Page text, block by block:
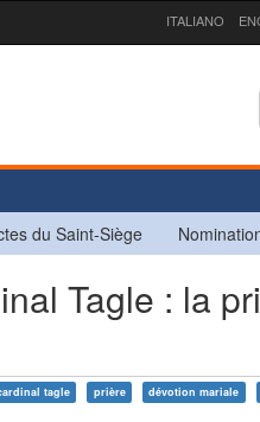
ITALIANO
du Saint-Siège
Tagle : la
tagle prière dévotion mariale